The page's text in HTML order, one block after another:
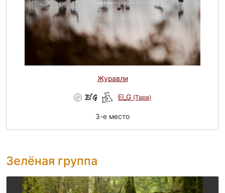
Журавли
El_G (Tapa)
3-e место
Зелёная группа